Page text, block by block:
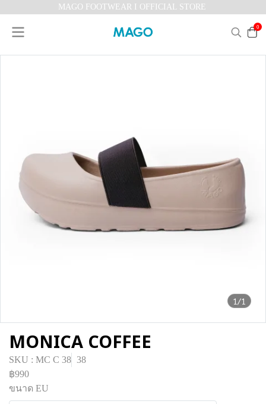
MAGO FOOTWEAR I OFFICIAL STORE
0
1/1
MONICA COFFEE
SKU : MC C 38 38
฿990
ขนาด EU